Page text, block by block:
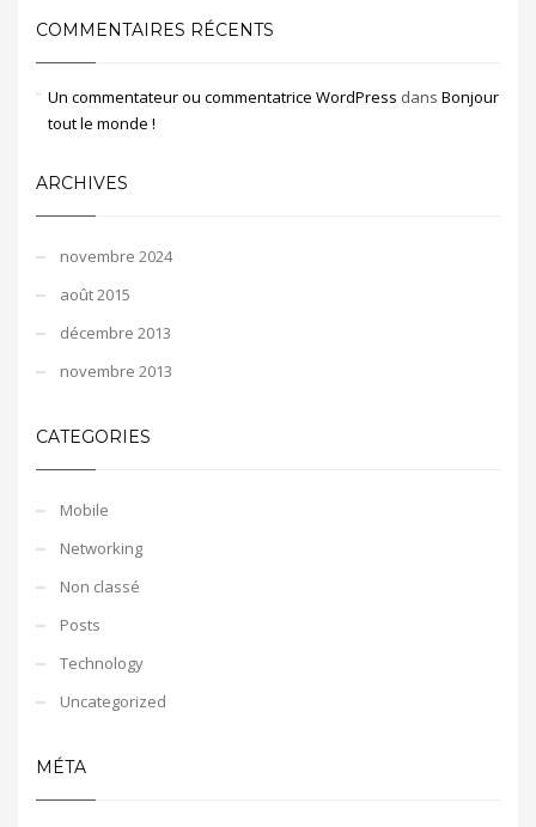
COMMENTAIRES RÉCENTS
Un commentateur ou commentatrice WordPress dans Bonjour
tout le monde !
ARCHIVES
novembre 2024
août 2015
décembre 2013
novembre 2013
CATEGORIES
Mobile
Networking
Non classé
Posts
Technology
Uncategorized
MÉTA